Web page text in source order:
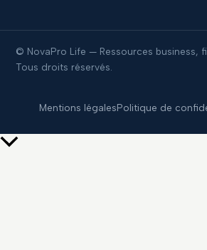
© NovaPro Life — Ressources business,
Tous droits réservés.
Mentions légalesPolitique de